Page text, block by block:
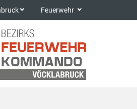
Feuerwehr